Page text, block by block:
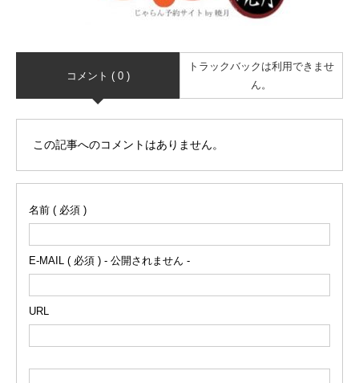
コメント ( 0 )
トラックバックは利用できませ
ん。
この記事へのコメントはありません。
名前 ( 必須 )
E-MAIL ( 必須 ) - 公開されません -
URL